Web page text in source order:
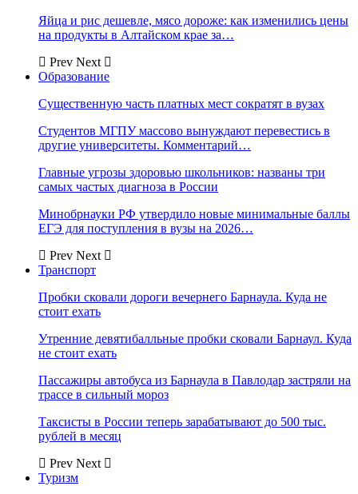
Яйца и рис дешевле, мясо дороже: как изменились цены
на продукты в Алтайском крае за…
Prev Next
Образование
Существенную часть платных мест сократят в вузах
Студентов МГПУ массово вынуждают перевестись в
другие университеты. Комментарий…
Главные угрозы здоровью школьников: названы три
самых частых диагноза в России
Минобрнауки РФ утвердило новые минимальные баллы
ЕГЭ для поступления в вузы на 2026…
Prev Next
Транспорт
Пробки сковали дороги вечернего Барнаула. Куда не
стоит ехать
Утренние девятибалльные пробки сковали Барнаул. Куда
не стоит ехать
Пассажиры автобуса из Барнаула в Павлодар застряли на
трассе в сильный мороз
Таксисты в России теперь зарабатывают до 500 тыс.
рублей в месяц
Prev Next
Туризм